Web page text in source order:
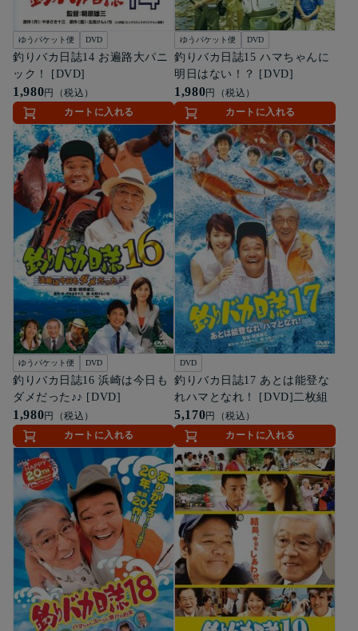
ゆうパケット便 DVD
釣りバカ日誌14 お遍路大パニ
ック！ [DVD]
1,980円（税込）
カートに入れる
ゆうパケット便 DVD
釣りバカ日誌15 ハマちゃんに
明日はない！？ [DVD]
1,980円（税込）
カートに入れる
ゆうパケット便 DVD
釣りバカ日誌16 浜崎は今日も
ダメだった♪♪ [DVD]
1,980円（税込）
カートに入れる
DVD
釣りバカ日誌17 あとは能登な
れハマとなれ！ [DVD]二枚組
5,170円（税込）
カートに入れる